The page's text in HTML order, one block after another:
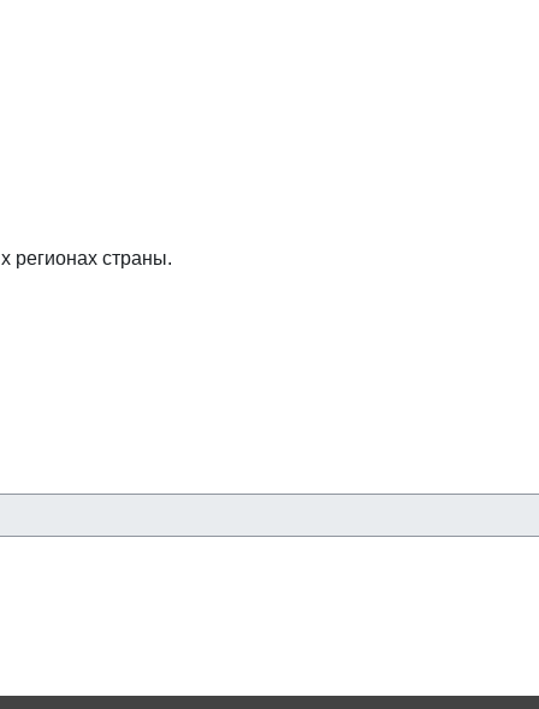
регионах страны.